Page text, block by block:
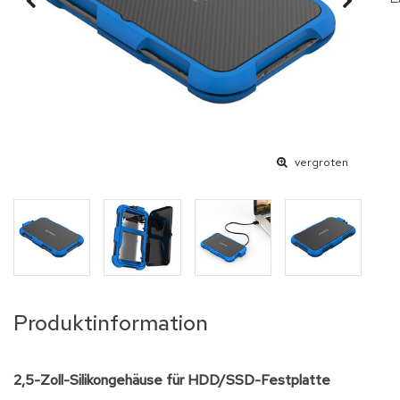
vergroten
Produktinformation
2,5-Zoll-Silikongehäuse für HDD/SSD-Festplatte